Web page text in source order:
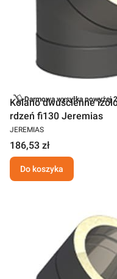
Darmowa wysyłka powyżej
Kolano dwuścienne
rdzeń fi130 Jeremias
JEREMIAS
186,53 zł
Do koszyka